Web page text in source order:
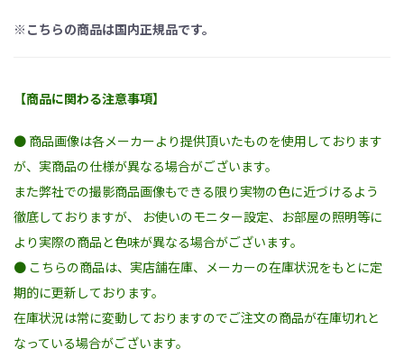
※こちらの商品は国内正規品です。
【商品に関わる注意事項】
● 商品画像は各メーカーより提供頂いたものを使用しております
が、実商品の仕様が異なる場合がございます。
また弊社での撮影商品画像もできる限り実物の色に近づけるよう
徹底しておりますが、 お使いのモニター設定、お部屋の照明等に
より実際の商品と色味が異なる場合がございます。
● こちらの商品は、実店舗在庫、メーカーの在庫状況をもとに定
期的に更新しております。
在庫状況は常に変動しておりますのでご注文の商品が在庫切れと
なっている場合がございます。